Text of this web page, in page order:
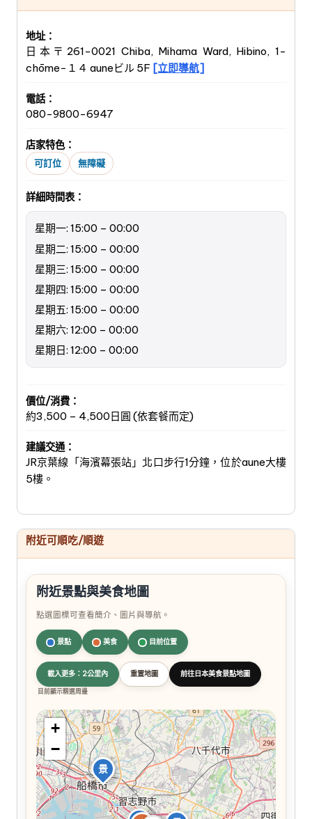
地址：
日本〒261-0021 Chiba, Mihama Ward, Hibino, 1-
chōme−１４ auneビル 5F [立即導航]
電話：
080-9800-6947
店家特色：
可訂位 無障礙
詳細時間表：
星期一: 15:00 – 00:00
星期二: 15:00 – 00:00
星期三: 15:00 – 00:00
星期四: 15:00 – 00:00
星期五: 15:00 – 00:00
星期六: 12:00 – 00:00
星期日: 12:00 – 00:00
價位/消費：
約3,500 – 4,500日圓 (依套餐而定)
建議交通：
JR京葉線「海濱幕張站」北口步行1分鐘，位於aune大樓
5樓。
附近可順吃/順遊
附近景點與美食地圖
點選圖標可查看簡介、圖片與導航。
景點 美食 目前位置
載入更多：2公里內 重置地圖 前往日本美食景點地圖
目前顯示精選周邊
景
+
−